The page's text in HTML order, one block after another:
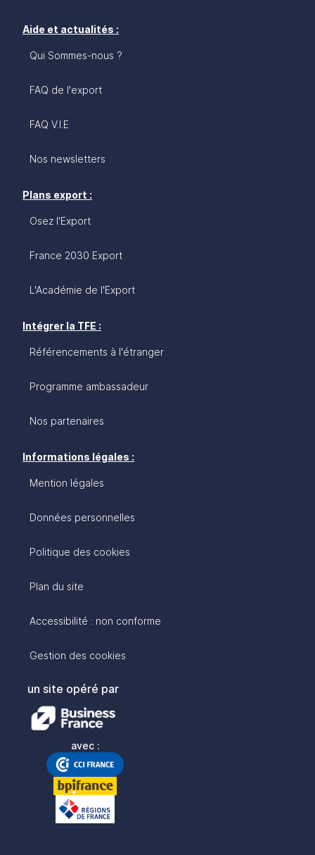
Aide et actualités :
Qui Sommes-nous ?
FAQ de l'export
FAQ V.I.E
Nos newsletters
Plans export :
Osez l'Export
France 2030 Export
L'Académie de l'Export
Intégrer la TFE :
Référencements à l'étranger
Programme ambassadeur
Nos partenaires
Informations légales :
Mention légales
Données personnelles
Politique des cookies
Plan du site
Accessibilité : non conforme
Gestion des cookies
un site opéré par
avec :